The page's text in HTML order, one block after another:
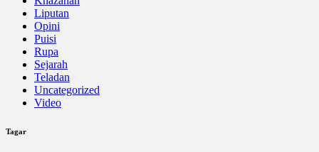
Liputan
Opini
Puisi
Rupa
Sejarah
Teladan
Uncategorized
Video
Tagar